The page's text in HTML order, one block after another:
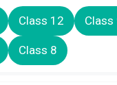
Class 12 Class
Class 8